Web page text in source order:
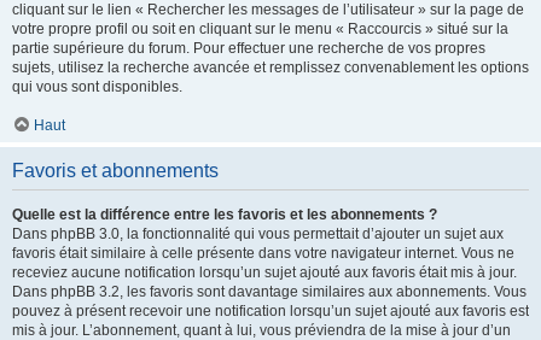
cliquant sur le lien « Rechercher les messages de l’utilisateur » sur la page de
votre propre profil ou soit en cliquant sur le menu « Raccourcis » situé sur la
partie supérieure du forum. Pour effectuer une recherche de vos propres
sujets, utilisez la recherche avancée et remplissez convenablement les options
qui vous sont disponibles.
Haut
Favoris et abonnements
Quelle est la différence entre les favoris et les abonnements ?
Dans phpBB 3.0, la fonctionnalité qui vous permettait d’ajouter un sujet aux
favoris était similaire à celle présente dans votre navigateur internet. Vous ne
receviez aucune notification lorsqu’un sujet ajouté aux favoris était mis à jour.
Dans phpBB 3.2, les favoris sont davantage similaires aux abonnements. Vous
pouvez à présent recevoir une notification lorsqu’un sujet ajouté aux favoris est
mis à jour. L’abonnement, quant à lui, vous préviendra de la mise à jour d’un